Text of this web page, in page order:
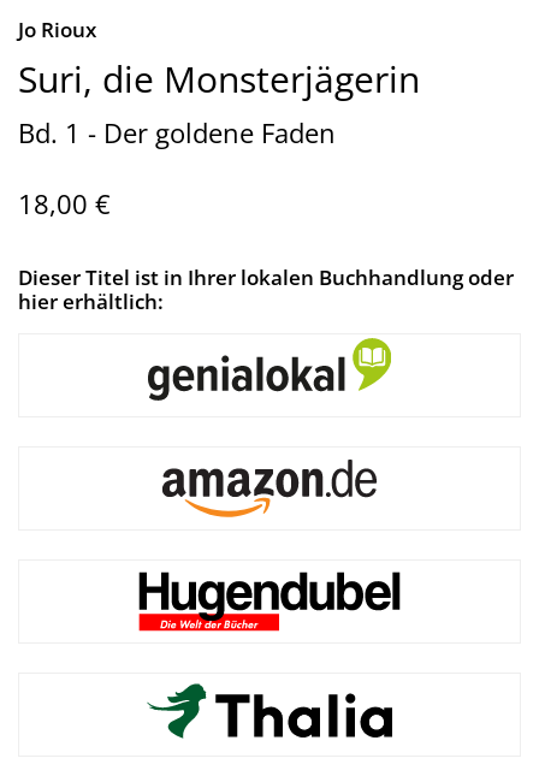
Jo Rioux
Suri, die Monsterjägerin
Bd. 1 - Der goldene Faden
18,00 €
Dieser Titel ist in Ihrer lokalen Buchhandlung oder
hier erhältlich: